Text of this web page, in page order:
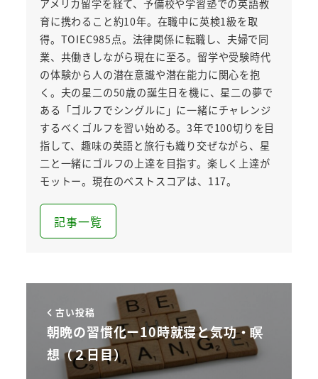
アメリカ留学を経て、予備校や学習塾での英語教
育に携わること約10年。在職中に英検1級を取
得。TOIEC985点。法律関係に転職し、夫婦で同
業、共働きしながら現在に至る。留学や受験時代
の体験から人の潜在意識や潜在能力に関心を抱
く。夫の星二の50歳の誕生日を機に、星二の夢で
ある「ゴルフでシングルに」に一緒にチャレンジ
するべくゴルフを習い始める。3年で100切りを目
指して、趣味の英語と旅行も織り交ぜながら、星
二と一緒にゴルフの上達を目指す。楽しく上達が
モットー。現在のベストスコアは、117。
記事一覧
古い投稿
朝晩の習慣化ー10時就寝と気功・瞑
想（２日目）